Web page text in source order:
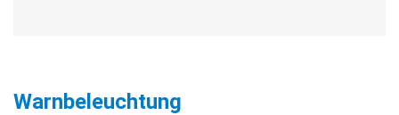
Warnbeleuchtung